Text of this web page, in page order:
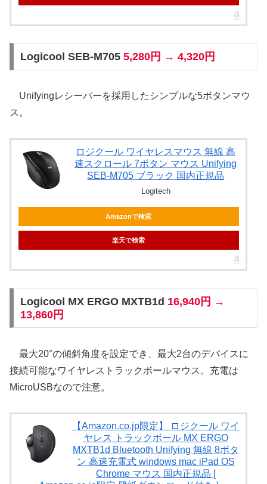
Logicool SEB-M705 5,280円 → 4,320円
Unifyingレシーバーを採用したシンプルな5ボタンマウ
ス。
ロジクール ワイヤレスマウス 無線 高
速スクロール 7ボタン マウス Unifying
SEB-M705 ブラック 国内正規品
Logitech
Amazonで検索
楽天で検索
Logicool MX ERGO MXTB1d 16,940円 →
13,860円
最大20°の傾斜角度を設定でき、最大2台のデバイスに
接続可能なワイヤレストラックボールマウス。充電は
MicroUSBなので注意。
【Amazon.co.jp限定】 ロジクール ワイ
ヤレス トラックボール MX ERGO
MXTB1d Bluetooth Unifying 無線 8ボタ
ン 高速充電式 windows mac iPad OS
Chrome マウス 国内正規品 [